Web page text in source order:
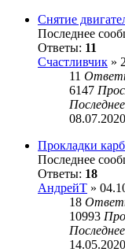
Снятие
Последнее
Ответы: 11
Счастливчик »
11
6147
Прокладки
Последнее
Ответы: 18
АндрейТ »
18
10993